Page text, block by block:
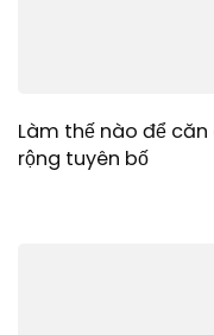
Làm thế nào để
rộng tuyên bố